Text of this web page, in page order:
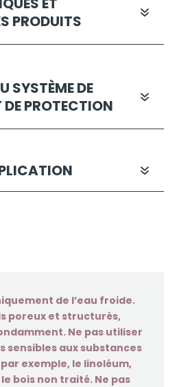
PRODUITS
SYSTÈME DE
PROTECTION
de l’eau froide.
poreux et structurés,
Ne pas utiliser
sensibles aux substances
exemple, le linoléum,
bois non traité. Ne pas